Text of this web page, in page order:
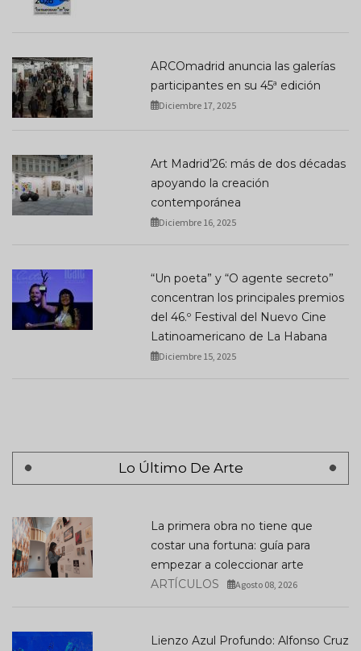
ARCOmadrid anuncia las galerías
participantes en su 45ª edición
Diciembre 17, 2025
Art Madrid’26: más de dos décadas
apoyando la creación
contemporánea
Diciembre 16, 2025
“Un poeta” y “O agente secreto”
concentran los principales premios
del 46.º Festival del Nuevo Cine
Latinoamericano de La Habana
Diciembre 15, 2025
Lo Último De Arte
La primera obra no tiene que
costar una fortuna: guía para
empezar a coleccionar arte
ARTÍCULOS
Agosto 08, 2026
Lienzo Azul Profundo: Alfonso Cruz